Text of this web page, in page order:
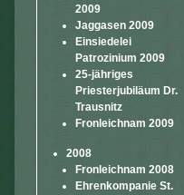
2009
Jaggasen 2009
Einsiedelei
Patrozinium 2009
25-jähriges
Priesterjubiläum Dr.
Trausnitz
Fronleichnam 2009
2008
Fronleichnam 2008
Ehrenkompanie St.